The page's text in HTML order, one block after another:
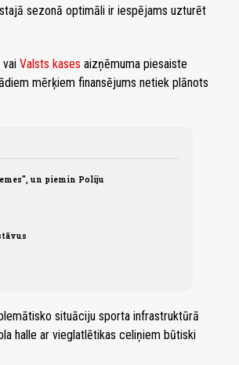
sezonā optimāli ir iespējams uzturēt
Valsts kases aizņēmuma piesaiste
mērķiem finansējums netiek plānots
un piemin Poliju
situāciju sporta infrastruktūrā
halle ar vieglatlētikas celiņiem būtiski